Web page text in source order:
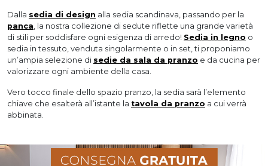
Dalla sedia di design alla sedia scandinava, passando per la
panca, la nostra collezione di sedute riflette una grande varietà
di stili per soddisfare ogni esigenza di arredo! Sedia in legno o
sedia in tessuto, venduta singolarmente o in set, ti proponiamo
un’ampia selezione di sedie da sala da pranzo e da cucina per
valorizzare ogni ambiente della casa.
Vero tocco finale dello spazio pranzo, la sedia sarà l’elemento
chiave che esalterà all’istante la tavola da pranzo a cui verrà
abbinata.